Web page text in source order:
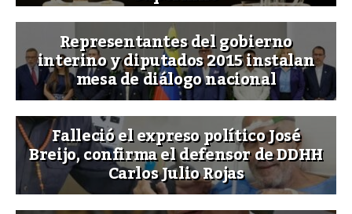
Representantes del gobierno
interino y diputados 2015 instalan
mesa de diálogo nacional
Falleció el expreso político José
Breijo, confirma el defensor de DDHH
Carlos Julio Rojas